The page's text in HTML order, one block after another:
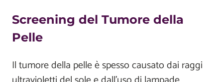
Screening del Tumore della
Pelle
Il tumore della pelle è spesso causato dai raggi